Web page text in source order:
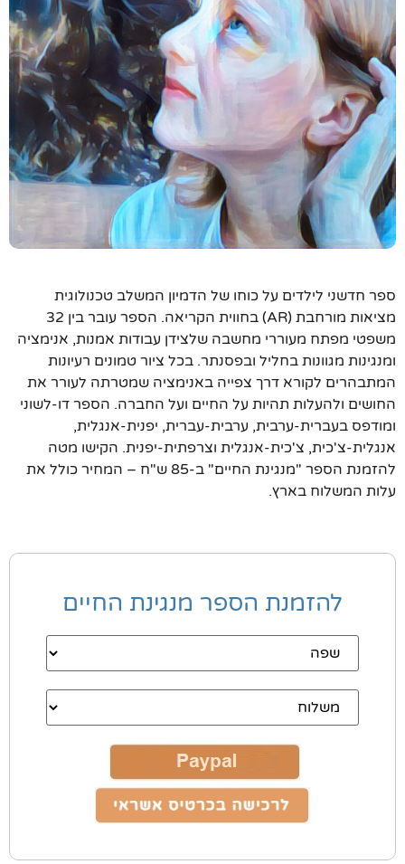
ספר חדשני לילדים על כוחו של הדמיון המשלב טכנולוגית
מציאות מורחבת (AR) בחווית הקריאה. הספר עובר בין 32
משפטי מפתח מעוררי מחשבה שלצידן עבודות אמנות, אנימציה
ומנגינות מגוונות בחליל ובפסנתר. בכל ציור טמונים רעיונות
המתבהרים לקורא דרך צפייה באנימציה שמטרתה לעורר את
החושים ולהעלות תהיות על החיים ועל החברה. הספר דו-לשוני
ומודפס בעברית-ערבית, ערבית-עברית, יפנית-אנגלית,
אנגלית-צ'כית, צ'כית-אנגלית וצרפתית-יפנית. הקישו מטה
להזמנת הספר "מנגינת החיים" ב-85 ש"ח – המחיר כולל את
עלות המשלוח בארץ.
להזמנת הספר מנגינת החיים